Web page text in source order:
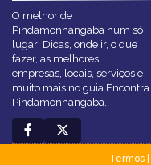
O melhor de
Pindamonhangaba num só
lugar! Dicas, onde ir, o que
fazer, as melhores
empresas, locais, serviços e
muito mais no guia Encontra
Pindamonhangaba.
Termos|